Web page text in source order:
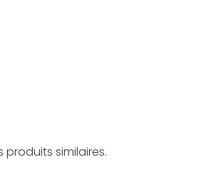
similaires.